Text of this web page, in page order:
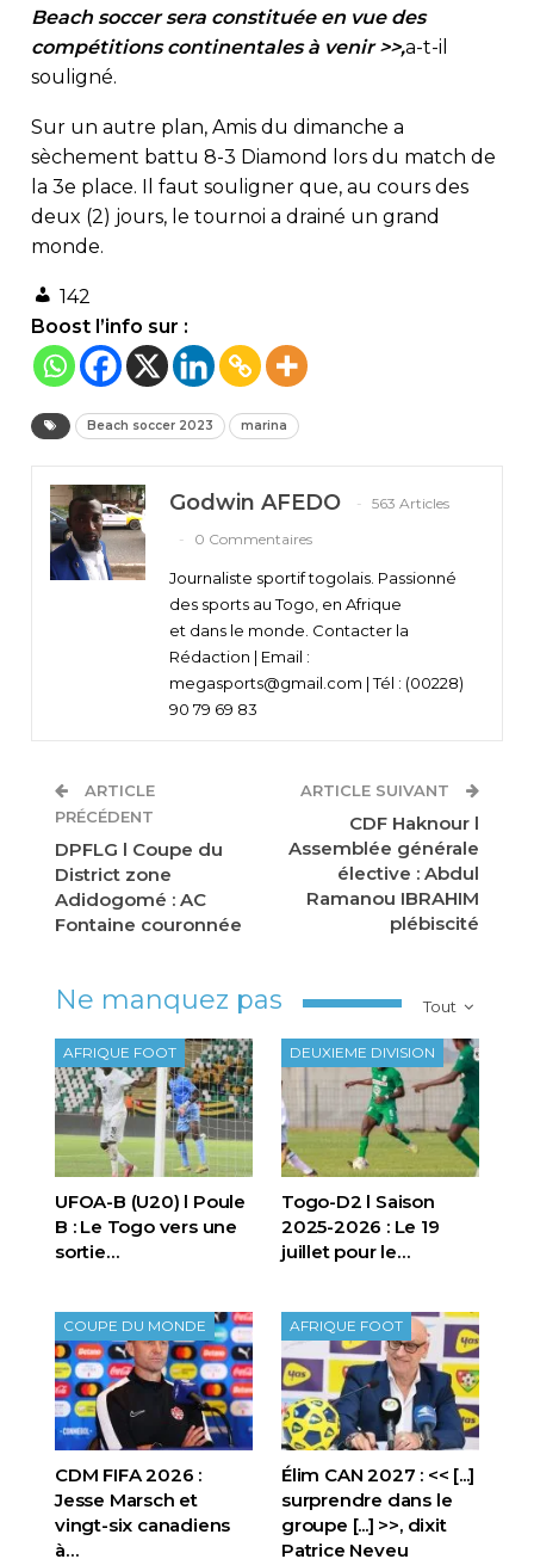
Beach soccer sera constituée en vue des
compétitions continentales à venir >>,a-t-il
souligné.
Sur un autre plan, Amis du dimanche a
sèchement battu 8-3 Diamond lors du match de
la 3e place. Il faut souligner que, au cours des
deux (2) jours, le tournoi a drainé un grand
monde.
142
Boost l’info sur :
Beach soccer 2023 marina
Godwin AFEDO
563 Articles
0 Commentaires
Journaliste sportif togolais. Passionné
des sports au Togo, en Afrique
et dans le monde. Contacter la
Rédaction | Email :
megasports@gmail.com | Tél : (00228)
90 79 69 83
ARTICLE
PRÉCÉDENT
DPFLG l Coupe du
District zone
Adidogomé : AC
Fontaine couronnée
ARTICLE SUIVANT
CDF Haknour l
Assemblée générale
élective : Abdul
Ramanou IBRAHIM
plébiscité
Tout
Ne manquez pas
AFRIQUE FOOT
UFOA-B (U20) l Poule
B : Le Togo vers une
sortie…
DEUXIEME DIVISION
Togo-D2 l Saison
2025-2026 : Le 19
juillet pour le…
COUPE DU MONDE
CDM FIFA 2026 :
Jesse Marsch et
vingt-six canadiens
à…
AFRIQUE FOOT
Élim CAN 2027 : << [...]
surprendre dans le
groupe [...] >>, dixit
Patrice Neveu